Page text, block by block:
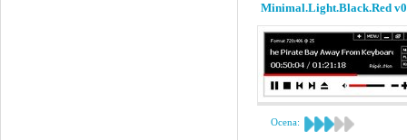
Minimal.Light.Black.Red
Ocena: